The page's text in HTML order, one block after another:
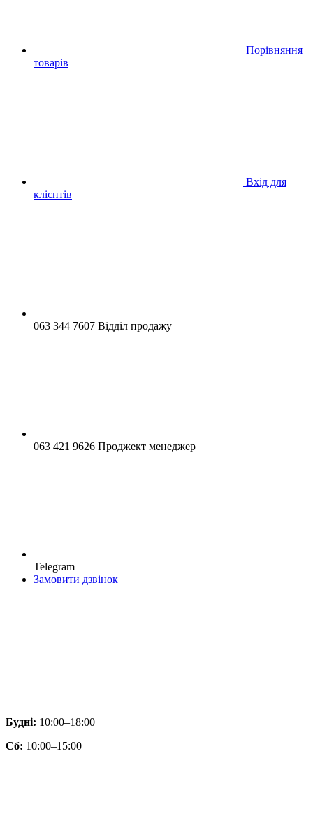
Порівняння
товарів
Вхід для
клієнтів
063 344 7607 Відділ продажу
063 421 9626 Проджект менеджер
Telegram
Замовити дзвінок
Будні: 10:00–18:00
Сб: 10:00–15:00